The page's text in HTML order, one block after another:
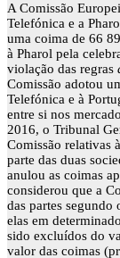
A Comissão
Telefónica e a
uma coima de 66
à Pharol pela
violação das regras
Comissão adotou
Telefónica e à
entre si nos
2016, o Tribunal
Comissão relativas
parte das duas
anulou as coimas
considerou que a
das partes segundo
elas em
sido excluídos do
valor das coimas